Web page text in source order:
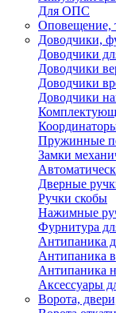
Для ОПС
Оповещение,
Доводчики,
Доводчики
Доводчики
Доводчики
Доводчики
Пружинные
Замки
Дверные
Ручки скобы
Нажимные
Фурнитура
Антипаника
Антипаника
Антипаника
Аксессуары
Ворота,